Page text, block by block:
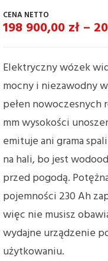
198 900,00 zł –
Elektryczny wózek
mocny i niezawodny
pełen nowoczesnych
mm wysokości
emituje ani grama
na hali, bo jest
przed pogodą.
pojemności 230 Ah
więc nie musisz
wydajne urządzenie
użytkowaniu.